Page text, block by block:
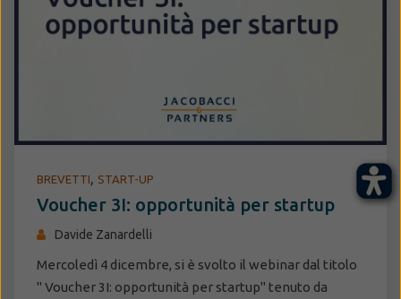
BREVETTI, START-UP
Voucher 3I: opportunità per startup
Davide Zanardelli
Mercoledì 4 dicembre, si è svolto il webinar dal titolo
" Voucher 3I: opportunità per startup" tenuto da